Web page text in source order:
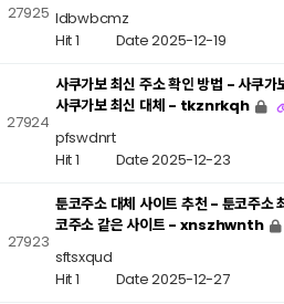
27925 ldbwbcmz
Hit 1 Date 2025-12-19
27924
사쿠가보 최신 주소 확인 방법 - 사쿠가
사쿠가보 최신 대체 - tkznrkqh
pfswdnrt
Hit 1 Date 2025-12-23
27923
툰코주소 대체 사이트 추천 - 툰코주소
코주소 같은 사이트 - xnszhwnth
sftsxqud
Hit 1 Date 2025-12-27